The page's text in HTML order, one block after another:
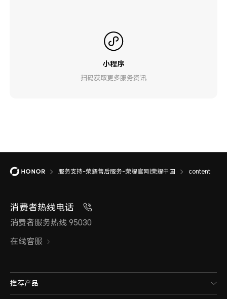
小程序
扫码获取更多服务资讯
服务支持-荣耀售后服务-荣耀官网|荣耀中国 content
消费者热线电话
消费者服务热线 95030
在线客服
推荐产品